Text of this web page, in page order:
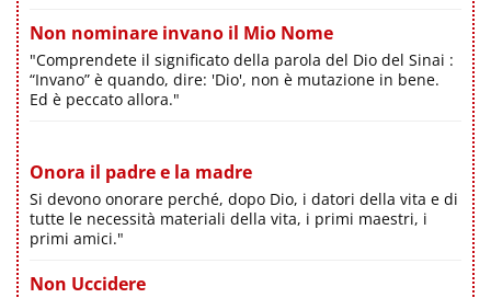
Non nominare invano il Mio Nome
"Comprendete il significato della parola del Dio del Sinai :
“Invano” è quando, dire: 'Dio', non è mutazione in bene.
Ed è peccato allora."
Onora il padre e la madre
Si devono onorare perché, dopo Dio, i datori della vita e di
tutte le necessità materiali della vita, i primi maestri, i
primi amici."
Non Uccidere